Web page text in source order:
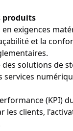
produits
exigences
et la
solutions de
services
(KPI)
les clients,